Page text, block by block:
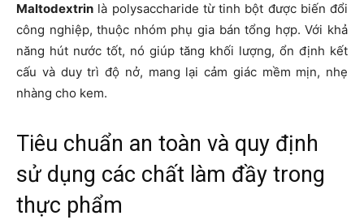
Maltodextrin là polysaccharide từ tinh bột được biến đổi
công nghiệp, thuộc nhóm phụ gia bán tổng hợp. Với khả
năng hút nước tốt, nó giúp tăng khối lượng, ổn định kết
cấu và duy trì độ nở, mang lại cảm giác mềm mịn, nhẹ
nhàng cho kem.
Tiêu chuẩn an toàn và quy định
sử dụng các chất làm đầy trong
thực phẩm